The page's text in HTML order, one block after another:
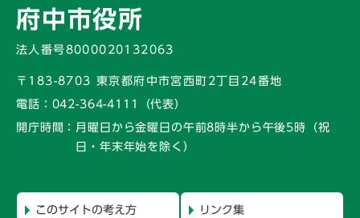
府中市役所
法人番号8000020132063
〒183-8703 東京都府中市宮西町2丁目24番地
電話： 042-364-4111（代表）
開庁時間： 月曜日から金曜日の午前8時半から午後5時 （祝
日・年末年始を除く）
このサイトの考え方 リンク集